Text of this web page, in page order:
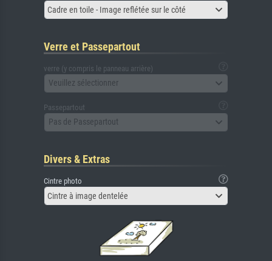
Cadre en toile - Image reflétée sur le côté
Verre et Passepartout
verre (y compris le panneau arrière)
Veuillez sélectionner
Passepartout
Pas de Passepartout
Divers & Extras
Cintre photo
Cintre à image dentelée